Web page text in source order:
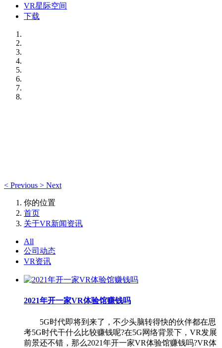
VR星际空间
下载
< Previous > Next
你的位置
首页
关于VR新闻资讯
All
公司动态
VR资讯
2021年开一家VR体验馆赚钱吗
5G时代即将到来了，不少头脑转得快的伙伴都在思
考5G时代干什么比较赚钱呢?在5G网络背景下，VR发展
前景还不错，那么2021年开一家VR体验馆赚钱吗?VR体